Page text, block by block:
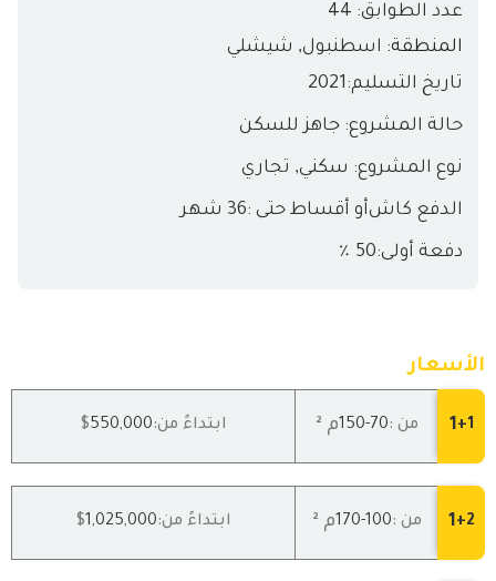
عدد الطوابق: 44
المنطقة: اسطنبول, شيشلي
تاريخ التسليم:2021
حالة المشروع: جاهز للسكن
نوع المشروع: سكني, تجاري
الدفع كاشأو أقساط حتى :36 شهر
دفعة أولى:50 ٪
الأسعار
1+
1 من :70
-150 م ² ابتداءً من:550,000
$
2+
1 من :100
-170 م ² ابتداءً من:1,025,000
$